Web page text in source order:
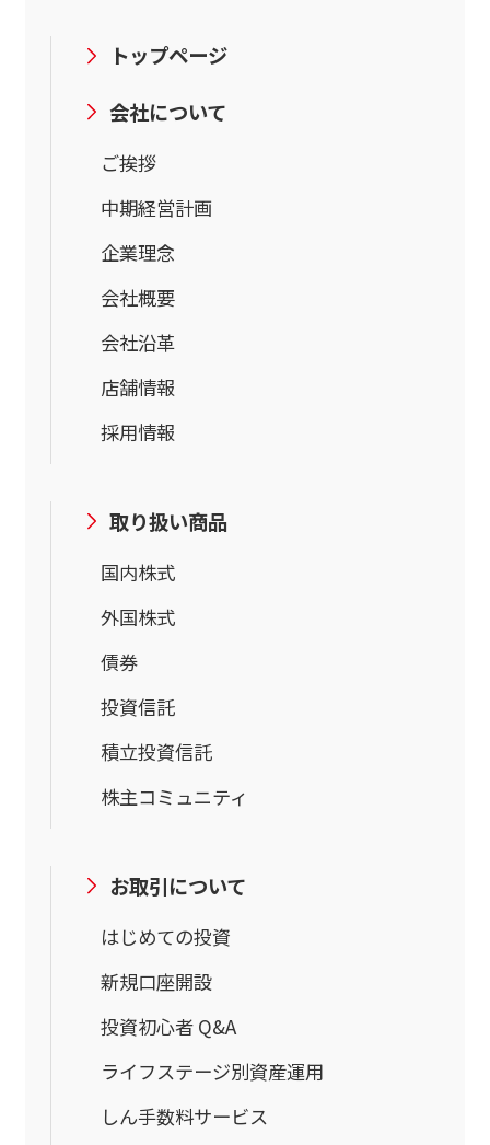
トップページ
会社について
ご挨拶
中期経営計画
企業理念
会社概要
会社沿革
店舗情報
採用情報
取り扱い商品
国内株式
外国株式
債券
投資信託
積立投資信託
株主コミュニティ
お取引について
はじめての投資
新規口座開設
投資初心者 Q&A
ライフステージ別資産運用
しん手数料サービス